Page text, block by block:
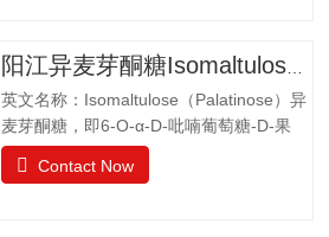
小，效果显著，不会破坏原有食品的风
味。添加在焙烤食品中，可保持水分，…
用于功能食品、营养保健食品、冷饮食品
以及低热值食品和运动型饮料配方中。结
晶果糖质量标准GBT20882.3项目要求外观
白色晶体或结晶性粉末气味具有产品特有
的气味果糖（占干基比）/% ≥99.0干燥失
重/%≤0.5pH值4.0~7.05-羟甲基糠醛（以吸
阳江异麦芽酮糖Isomaltulose（Palatinose）
英文名称：Isomaltulose（Palatinose）异
麦芽酮糖，即6-O-α-D-吡喃葡萄糖-D-果
糖，是一种结晶状的还原性二糖，由葡萄
糖与果糖以α-1,6糖苷键结合而成。分子式
Contact Now